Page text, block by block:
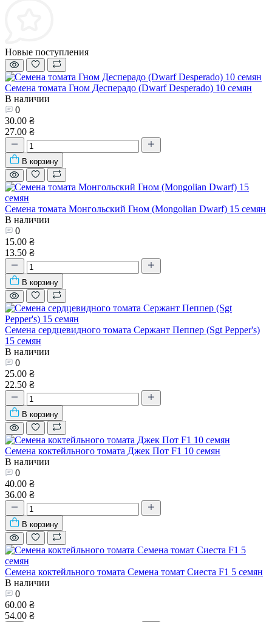
Новые поступления
Семена томата Гном Десперадо (Dwarf Desperado) 10 семян
В наличии
0
30.00 ₴
27.00 ₴
В корзину
Семена томата Монгольский Гном (Mongolian Dwarf) 15 семян
В наличии
0
15.00 ₴
13.50 ₴
В корзину
Семена сердцевидного томата Сержант Пеппер (Sgt Pepper's)
15 семян
В наличии
0
25.00 ₴
22.50 ₴
В корзину
Семена коктейльного томата Джек Пот F1 10 семян
В наличии
0
40.00 ₴
36.00 ₴
В корзину
Семена коктейльного томата Семена томат Сиеста F1 5 семян
В наличии
0
60.00 ₴
54.00 ₴